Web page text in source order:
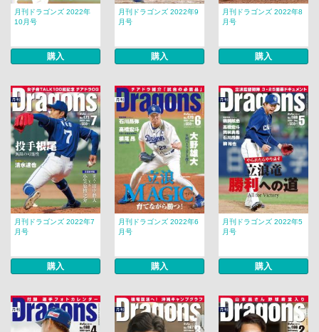
月刊ドラゴンズ 2022年
10月号
購入
月刊ドラゴンズ 2022年9
月号
購入
月刊ドラゴンズ 2022年8
月号
購入
月刊ドラゴンズ 2022年7
月号
購入
月刊ドラゴンズ 2022年6
月号
購入
月刊ドラゴンズ 2022年5
月号
購入